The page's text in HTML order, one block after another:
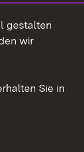
gestalten
wir
Sie in